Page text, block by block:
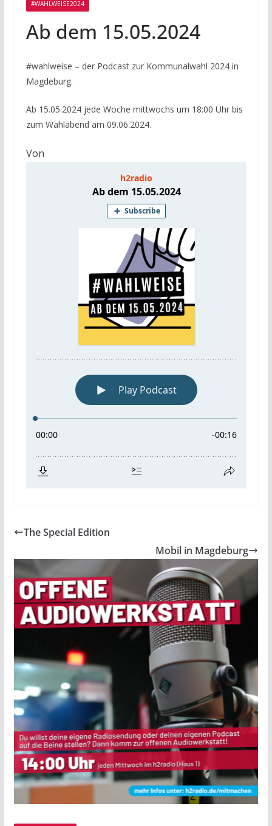
#WAHLWEISE2024
Ab dem 15.05.2024
#wahlweise – der Podcast zur Kommunalwahl 2024 in
Magdeburg.
Ab 15.05.2024 jede Woche mittwochs um 18:00 Uhr bis
zum Wahlabend am 09.06.2024.
Von
The Special Edition
Mobil in Magdeburg